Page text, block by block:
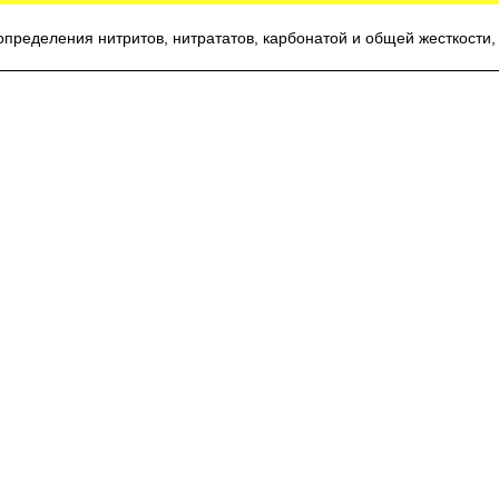
нитритов, нитрататов, карбонатой и общей